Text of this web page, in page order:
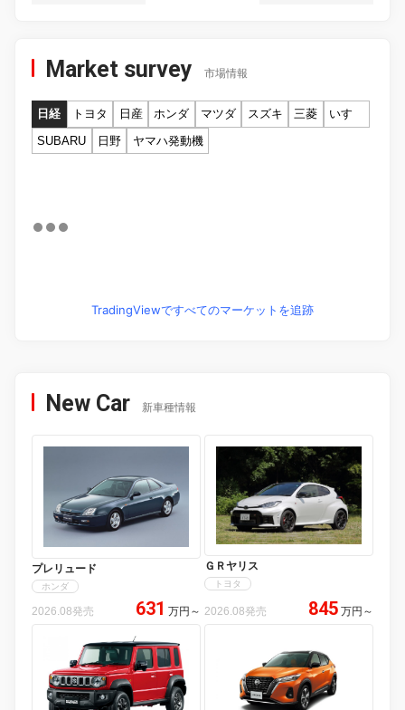
Market survey 市場情報
日経 トヨタ 日産 ホンダ マツダ スズキ 三菱
いすゞ
SUBARU
日野 ヤマハ発動機
TradingViewですべてのマーケットを追跡
New Car 新車種情報
プレリュード
ホンダ
2026.08発売 631 万円 ～
ＧＲヤリス
トヨタ
2026.08発売 845 万円 ～